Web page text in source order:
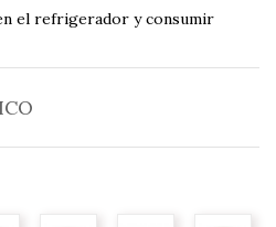
el refrigerador y consumir